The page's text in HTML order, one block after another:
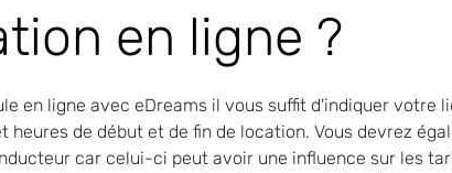
en ligne ?
en ligne avec eDreams il vous suffit d'indiquer votre
heures de début et de fin de location. Vous devrez
car celui-ci peut avoir une influence sur les